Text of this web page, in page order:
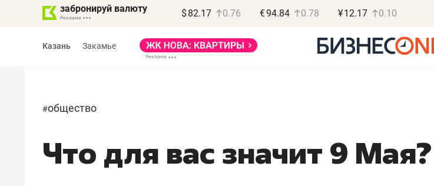
забронируй валюту $ 82.17 0.76 €94.84 0.78 ¥12.17 0.10
Казань Закамье
#общество
Что для вас значит 9 Мая?
Василь Мазитов
МАРТ
Роман Ободец
«Готовые решения»